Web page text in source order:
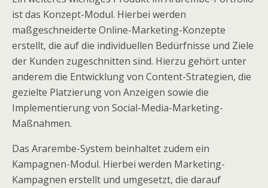
ist das Konzept-Modul. Hierbei werden
maßgeschneiderte Online-Marketing-Konzepte
erstellt, die auf die individuellen Bedürfnisse und Ziele
der Kunden zugeschnitten sind. Hierzu gehört unter
anderem die Entwicklung von Content-Strategien, die
gezielte Platzierung von Anzeigen sowie die
Implementierung von Social-Media-Marketing-
Maßnahmen.
Das Ararembe-System beinhaltet zudem ein
Kampagnen-Modul. Hierbei werden Marketing-
Kampagnen erstellt und umgesetzt, die darauf